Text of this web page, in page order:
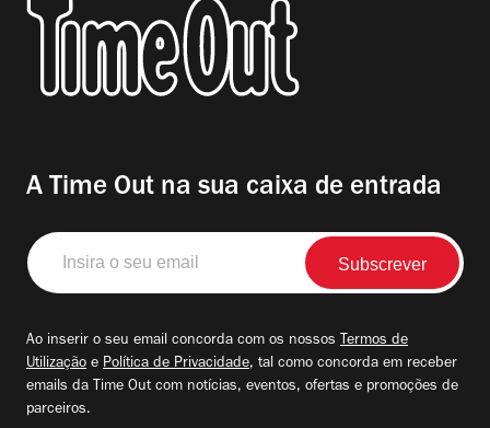
A Time Out na sua caixa de entrada
Insira
o
seu
Ao inserir o seu email concorda com os nossos Termos de
Utilização e Política de Privacidade, tal como concorda em receber
emails da Time Out com notícias, eventos, ofertas e promoções de
parceiros.